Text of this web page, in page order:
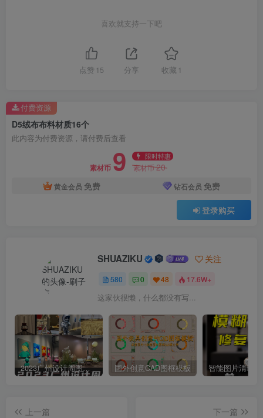
喜欢就支持一下吧
点赞 15 分享 收藏 1
D5绒布布料材质16个
此内容为付费资源，请付费后查看
素材币 9 限时特惠
素材币20
黄金会员 免费 钻石会员 免费
登录购买
付费资源
SHUAZIKU 关注
580 0 48 17.6W+
这家伙很懒，什么都没有写...
2023广州设计周图集更新至8000多张高清图+联系方式 国外创意CAD图框模板
上一篇
下一篇